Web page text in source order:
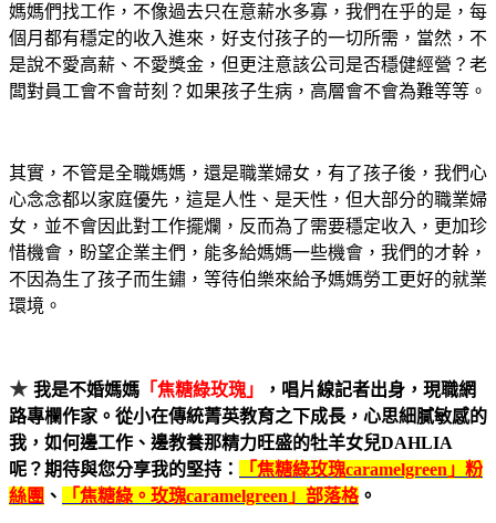
媽媽們找工作，不像過去只在意薪水多寡，我們在乎的是，每
個月都有穩定的收入進來，好支付孩子的一切所需，當然，不
是說不愛高薪、不愛獎金，但更注意該公司是否穩健經營？老
闆對員工會不會苛刻？如果孩子生病，高層會不會為難等等。
其實，不管是全職媽媽，還是職業婦女，有了孩子後，我們心
心念念都以家庭優先，這是人性、是天性，但大部分的職業婦
女，並不會因此對工作擺爛，反而為了需要穩定收入，更加珍
惜機會，盼望企業主們，能多給媽媽一些機會，我們的才幹，
不因為生了孩子而生鏽，等待伯樂來給予媽媽勞工更好的就業
環境。
★ 我是不婚媽媽 「焦糖綠玫瑰」
，唱片線記者出身，現職網
路專欄作家。從小在傳統菁英教育之下成長，心思細膩敏感的
我，如何邊工作、邊教養那精力旺盛的牡羊女兒DAHLIA
呢？期待與您分享我的堅持 ： 「焦糖綠玫瑰caramelgreen 」粉
絲團 、 「焦糖綠。玫瑰caramelgreen 」部落格。